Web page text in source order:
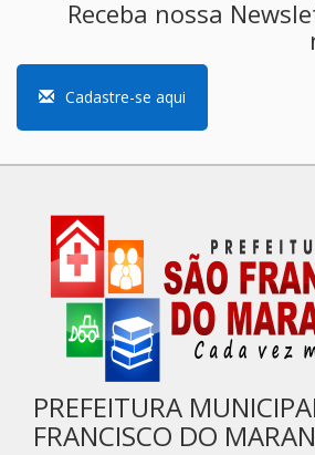
Receba nossa
Cadastre-se aqui
PREFEITURA
FRANCISCO DO